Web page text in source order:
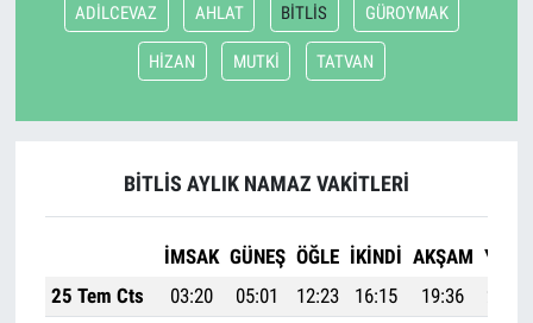
ADİLCEVAZ AHLAT BİTLİS GÜROYMAK
HİZAN MUTKİ TATVAN
BİTLİS AYLIK NAMAZ VAKITLERI
İMSAK GÜNEŞ ÖĞLE İKINDI AKŞAM YATSI
25 Tem Cts
03:20 05:01 12:23 16:15 19:36